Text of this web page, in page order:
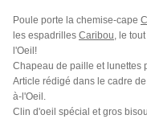
Poule porte la chemise-cape
les espadrilles Caribou, le
l'Oeil!
Chapeau de paille et lunettes
Article rédigé dans le cadre
à-l'Oeil.
Clin d'oeil spécial et gros